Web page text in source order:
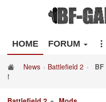
HOME FORUM
News Battlefield 2
!